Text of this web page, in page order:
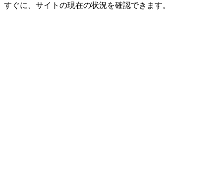
すぐに、サイトの現在の状況を確認できます。